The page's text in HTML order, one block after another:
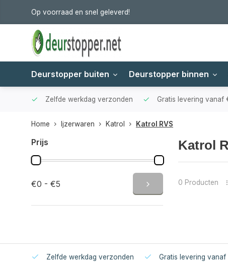
Op voorraad en snel geleverd!
Deurstopper buiten Deurstopper binnen
Zelfde werkdag verzonden Gratis levering vanaf
Home Ijzerwaren Katrol Katrol RVS
Prijs
€0 - €5
Katrol
0 Producten
Zelfde werkdag verzonden Gratis levering